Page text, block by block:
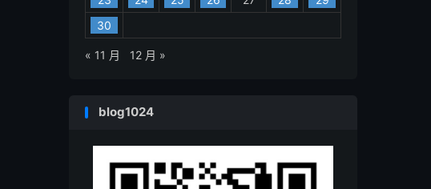
30
« 11 月 12 月 »
blog1024